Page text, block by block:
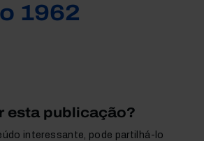
1962
esta publicação?
interessante, pode partilhá-lo